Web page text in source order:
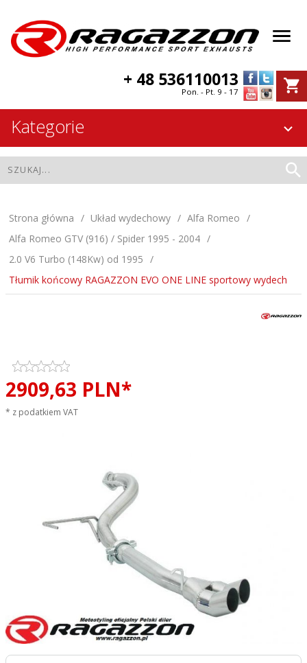
+ 48 536110013
Pon. - Pt. 9 - 17
Kategorie
Strona główna Układ wydechowy
Alfa Romeo
Alfa Romeo GTV (916) / Spider 1995 - 2004
2.0 V6 Turbo (148Kw) od 1995
Tłumik końcowy RAGAZZON EVO ONE LINE sportowy wydech
2909,63 PLN*
* z podatkiem VAT